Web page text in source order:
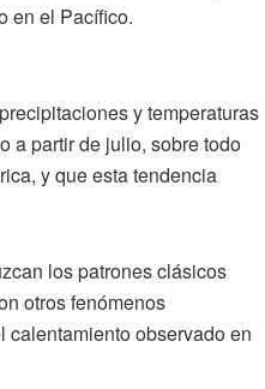
en el Pacífico.
y temperaturas
a partir de julio, sobre todo
y que esta tendencia
los patrones clásicos
otros fenómenos
calentamiento observado en